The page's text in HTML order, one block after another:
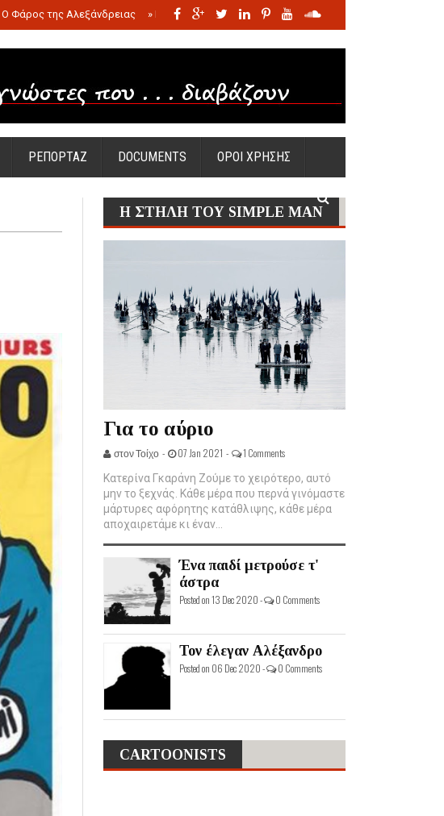
Ο Φάρος της Αλεξάνδρειας » Η σφαγή των νηπίων της Σάντας
ΡΕΠΟΡΤΑΖ DOCUMENTS ΟΡΟΙ ΧΡΗΣΗΣ
Η ΣΤΗΛΗ ΤΟΥ SIMPLE MAN
Για το αύριο
στον Τοίχο - 07 Jan 2021 - 1 Comments
Κατερίνα Γκαράνη Ζούμε το χειρότερο, αυτό
μην το ξεχνάς. Κάθε μέρα που περνά γινόμαστε
μάρτυρες αφόρητης κατάθλιψης, κάθε μέρα
αποχαιρετάμε κι έναν...
Ένα παιδί μετρούσε τ'
άστρα
Posted on 13 Dec 2020 - 0 Comments
Τον έλεγαν Αλέξανδρο
Posted on 06 Dec 2020 - 0 Comments
CARTOONISTS